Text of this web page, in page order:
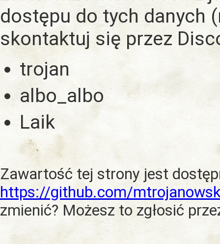
dostępu do tych danych
skontaktuj się przez
trojan
albo_albo
Laik
Zawartość tej strony jest
https://github.com/
zmienić? Możesz to zgłosić